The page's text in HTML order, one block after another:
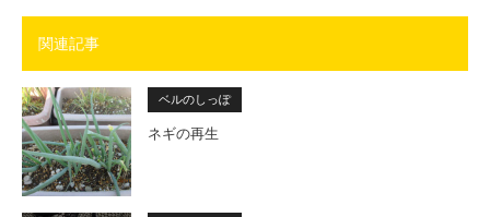
関連記事
ベルのしっぽ
ネギの再生